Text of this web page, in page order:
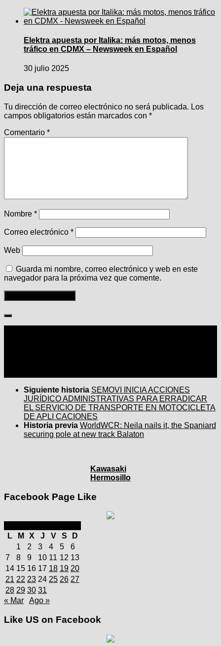
Elektra apuesta por Italika: más motos, menos
tráfico en CDMX – Newsweek en Español
30 julio 2025
Deja una respuesta
Tu dirección de correo electrónico no será publicada. Los
campos obligatorios están marcados con *
Comentario *
Nombre *
Correo electrónico *
Web
Guarda mi nombre, correo electrónico y web en este
navegador para la próxima vez que comente.
Siguiente historia SEMOVI INICIA ACCIONES
JURÍDICO ADMINISTRATIVAS PARA ERRADICAR
EL SERVICIO DE TRANSPORTE EN MOTOCICLETA
DE APLI CACIONES
Historia previa WorldWCR: Neila nails it, the Spaniard
securing pole at new track Balaton
Kawasaki
Hermosillo
Facebook Page Like
L
M X J V S
D
1
2 3 4 5
6
7
8 9 10 11 12 13
14 15 16 17 18 19 20
21 22 23 24 25 26 27
28 29 30 31
« Mar
Ago »
Like US on Facebook